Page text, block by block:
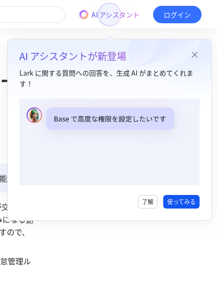
AI アシスタント
AI アシスタントが新登場
Lark に関する質問への回答を、生成 AI がまとめてくれま
す！
了解 使ってみる
ログイン
ル
互に設
なる勤
で、
管理ル
1. 機能紹介​